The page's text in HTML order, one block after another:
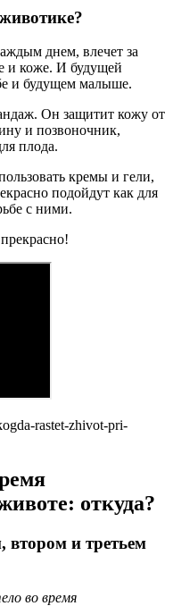
днем, влечет за
и коже. И будущей
и будущем малыше.
Он защитит кожу от
и позвоночник,
плода.
кремы и гели,
подойдут как для
с ними.
rastet-zhivot-pri-
откуда?
втором и третьем
во время